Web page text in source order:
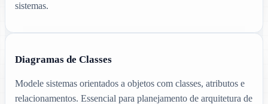
sistemas.
Diagramas de Classes
Modele sistemas orientados a objetos com classes, atributos e
relacionamentos. Essencial para planejamento de arquitetura de